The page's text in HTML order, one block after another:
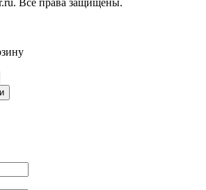
Все права защищены.